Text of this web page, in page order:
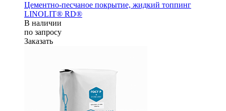
Цементно-песчаное покрытие, жидкий топпинг
LINOLIT® RD®
В наличии
по запросу
Заказать